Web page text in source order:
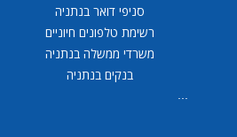
סניפי דואר בנתניה
רשימת טלפונים חיוניים
משרדי ממשלה בנתניה
בנקים בנתניה
...